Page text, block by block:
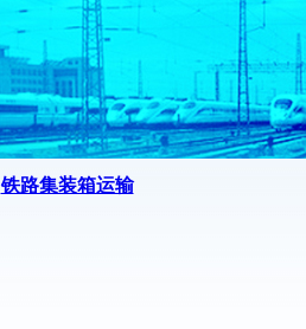
铁路集装箱运输